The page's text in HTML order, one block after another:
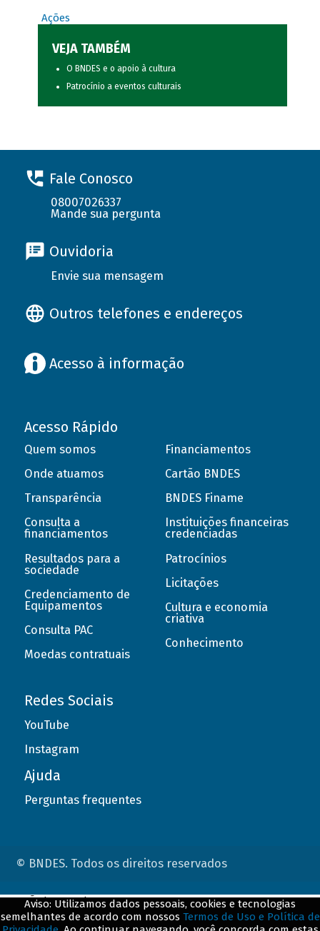
Ações
VEJA TAMBÉM
O BNDES e o apoio à cultura
Patrocínio a eventos culturais
Fale Conosco
08007026337
Mande sua pergunta
Ouvidoria
Envie sua mensagem
Outros telefones e endereços
Acesso à informação
Acesso Rápido
Quem somos
Onde atuamos
Transparência
Consulta a
financiamentos
Resultados para a
sociedade
Credenciamento de
Equipamentos
Consulta PAC
Moedas contratuais
Financiamentos
Cartão BNDES
BNDES Finame
Instituições financeiras
credenciadas
Patrocínios
Licitações
Cultura e economia
criativa
Conhecimento
Redes Sociais
YouTube
Instagram
Ajuda
Perguntas frequentes
© BNDES. Todos os direitos reservados
Aviso: Utilizamos dados pessoais, cookies e tecnologias
semelhantes de acordo com nossos Termos de Uso e Política de
ConteÃºdo complementar
${title}${badge}